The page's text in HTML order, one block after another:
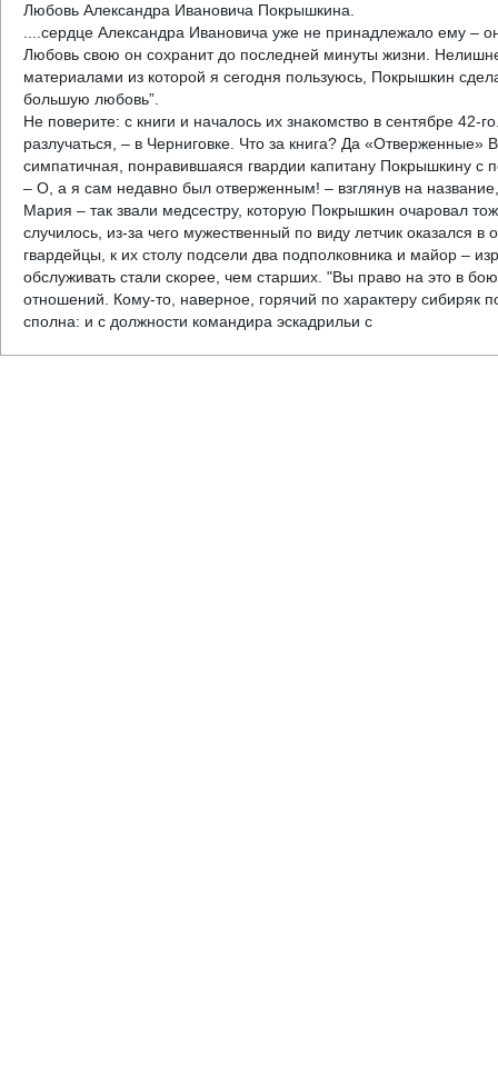
Любовь Александра Ивановича Покрышкина.
....сердце Александра Ивановича уже не принадлежало ему –
Любовь свою он сохранит до последней минуты жизни.
материалами из которой я сегодня пользуюсь, Покрышкин
большую любовь”.
Не поверите: с книги и началось их знакомство в сентябре
разлучаться, – в Черниговке. Что за книга? Да
симпатичная, понравившаяся гвардии капитану Покрышкину с
– О, а я сам недавно был отверженным! – взглянув на
Мария – так звали медсестру, которую Покрышкин очаровал
случилось, из-за чего мужественный по виду летчик оказался
гвардейцы, к их столу подсели два подполковника и майор –
обслуживать стали скорее, чем старших. "Вы право на это в
отношений. Кому-то, наверное, горячий по характеру сибиряк
сполна: и с должности командира эскадрильи с